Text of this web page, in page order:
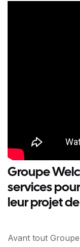
Groupe
services
leur projet
Avant tout